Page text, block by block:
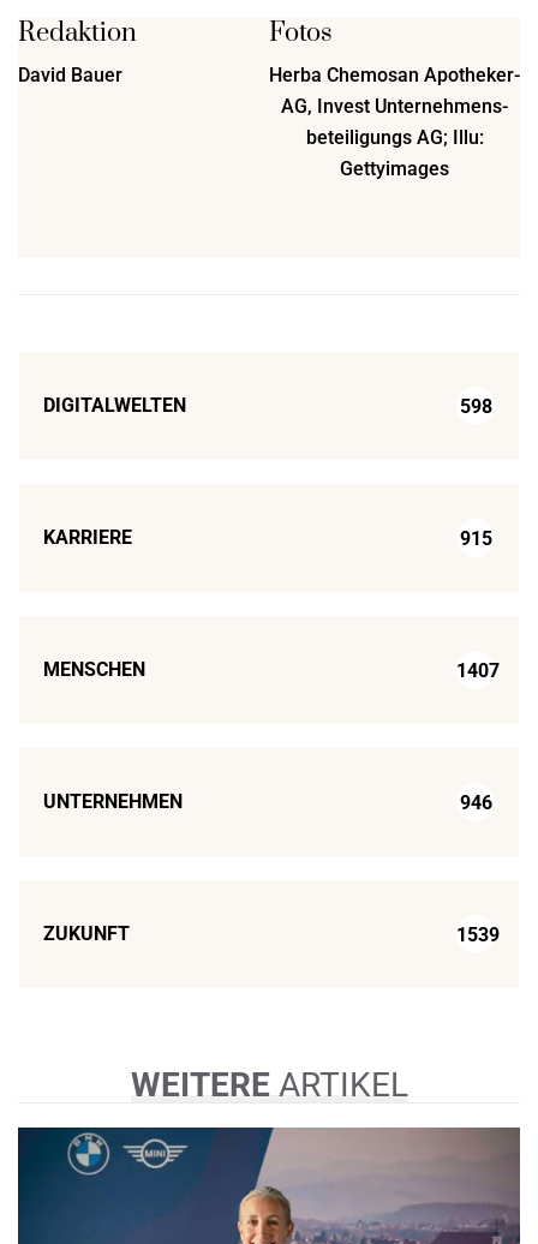
Redaktion
David Bauer
Fotos
Herba Chemosan Apotheker-
AG, Invest Unternehmens-
beteiligungs AG; Illu:
Gettyimages
DIGITALWELTEN 598
KARRIERE 915
MENSCHEN 1407
UNTERNEHMEN 946
ZUKUNFT 1539
WEITEREARTIKEL